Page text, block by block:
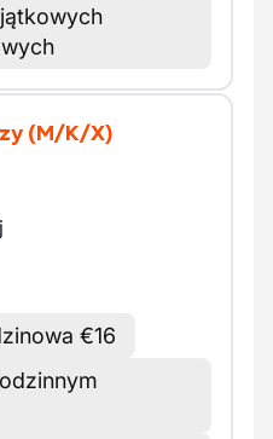
(M/K/X)
€16